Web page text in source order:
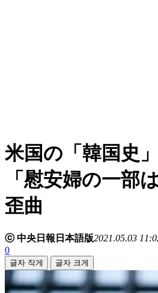
米国の「韓国史
「慰安婦の一部
歪曲
ⓒ 中央日報日本語版2021.05.03
0
글자 작게 글자 크게